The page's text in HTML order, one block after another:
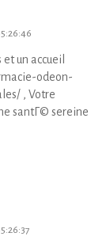
un accueil
odeon-
, Votre
santГ© sereine